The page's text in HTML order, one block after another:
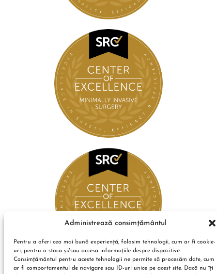
Administrează consimțământul
Pentru a oferi cea mai bună experiență, folosim tehnologii, cum ar fi cookie-
uri, pentru a stoca și/sau accesa informațiile despre dispozitive.
Consimțământul pentru aceste tehnologii ne permite să procesăm date, cum
ar fi comportamentul de navigare sau ID-uri unice pe acest site. Dacă nu îți